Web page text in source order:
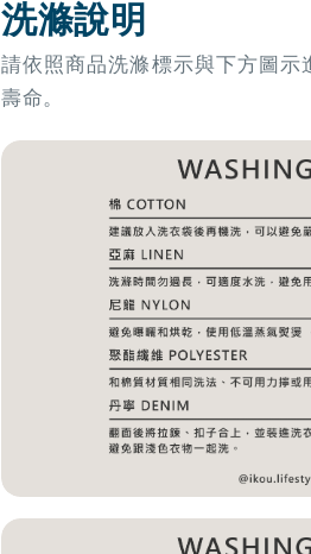
洗滌說明
請依照商品洗滌標示與下方圖示
壽命。